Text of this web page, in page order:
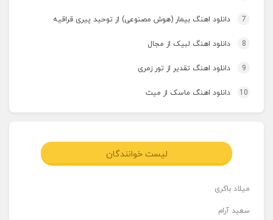
7 دانلود اهنگ بیمار (هوش مصنوعی) از توحید پیری قراقیه
8 دانلود اهنگ لبیک از مجال
9 دانلود اهنگ تقدیر از تور زمری
10 دانلود اهنگ ماسک از میث
لیست خوانندگان
میلاد باکری
سعید آرام